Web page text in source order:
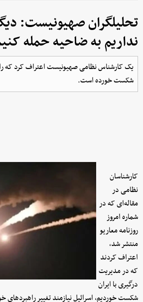
تحلیلگران صهیونیست:
نداریم به ضاحیه حمله
یک کارشناس نظامی صهیونیست اعتراف کرد که
شکست خورده است.
کارشناسان
نظامی در
مقاله‌ای که در
شماره امروز
روزنامه معاریو
منتشر شد،
اعتراف کردند
که در مدیریت
درگیری با ایران
شکست خوردیم، اسرائیل نیازمند تغییر